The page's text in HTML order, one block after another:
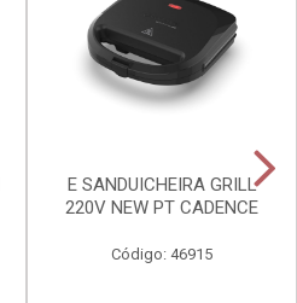
E SANDUICHEIRA GRILL
220V NEW PT CADENCE
Código: 46915